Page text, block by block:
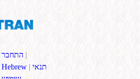
התחבר |
Hebrew | תנאי